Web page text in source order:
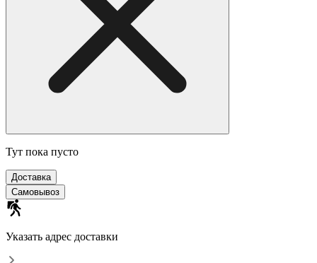
Тут пока пусто
Доставка
Самовывоз
Указать адрес доставки